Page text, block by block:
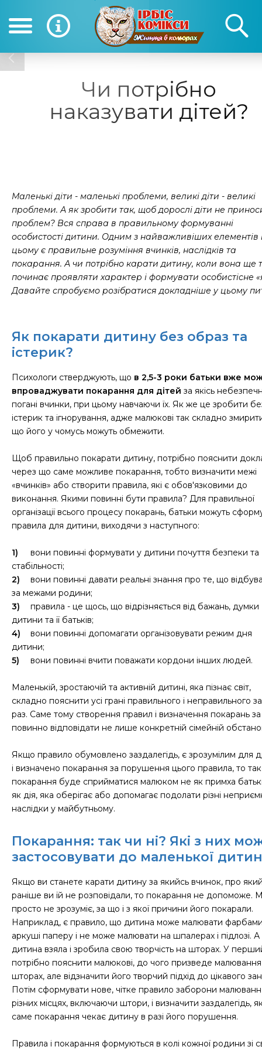
(050) 390-12-12
12-12
Чи потрібно
наказувати дітей?
Маленькі діти - маленькі проблеми, великі діти - великі
проблеми. А як зробити так, щоб дорослі діти не
проблем? Вся справа в правильному формуванні
особистості дитини. Одним з найважливіших елементів
цьому є правильне розуміння вчинків, наслідків та
покарання. А чи потрібно карати дитину, коли вона ще
починає проявляти характер і формувати особистісне
Давайте спробуємо розібратися докладніше у цьому
Як покарати дитину без образ та
істерик?
Психологи стверджують, що в 2,5-3 роки батьки вже
впроваджувати покарання для дітей за якісь
погані вчинки, при цьому навчаючи їх. Як же це зробити
істерик та ігнорування, адже малюкові так складно
що його у чомусь можуть обмежити.
Щоб правильно покарати дитину, потрібно пояснити
через що саме можливе покарання, тобто визначити межі
«вчинків» або створити правила, які є обов'язковими до
виконання. Якими повинні бути правила? Для правильної
організації всього процесу покарань, батьки можуть
правила для дитини, виходячи з наступного:
1)
вони повинні формувати у дитини почуття безпеки та
стабільності;
2)
вони повинні давати реальні знання про те, що
за межами родини;
3)
правила - це щось, що відрізняється від бажань, думки
дитини та її батьків;
4)
вони повинні допомагати організовувати режим дня
дитини;
5)
вони повинні вчити поважати кордони інших людей.
Маленькій, зростаючій та активній дитині, яка пізнає світ,
складно пояснити усі грані правильного і неправильного
раз. Саме тому створення правил і визначення покарань
повинно відповідати не лише конкретній сімейній
Якщо правило обумовлено заздалегідь, є зрозумілим для
і визначено покарання за порушення цього правила, то
покарання буде сприйматися малюком не як примха
як дія, яка оберігає або допомагає подолати різні
наслідки у майбутньому.
Покарання: так чи ні? Які з них
застосовувати до маленької
Якщо ви станете карати дитину за якийсь вчинок, про
раніше ви їй не розповідали, то покарання не допоможе.
просто не зрозуміє, за що і з якої причини його покарали.
Наприклад, є правило, що дитина може малювати
аркуші паперу і не може малювати на шпалерах і підлозі. А
дитина взяла і зробила свою творчість на шторах. У
потрібно пояснити малюкові, до чого призведе
шторах, але відзначити його творчий підхід до цікавого
Потім сформувати нове, чітке правило заборони
різних місцях, включаючи штори, і визначити заздалегідь,
саме покарання чекає дитину в разі його порушення.
Правила і покарання формуються в колі кожної родини зі